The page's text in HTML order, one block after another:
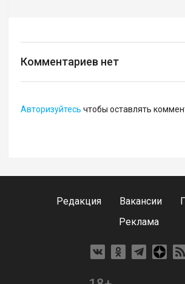
Комментариев нет
Авторизуйтесь чтобы оставлять
Редакция Вакансии
Реклама